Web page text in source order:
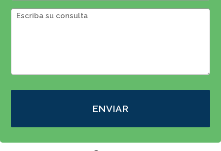
ENVIAR